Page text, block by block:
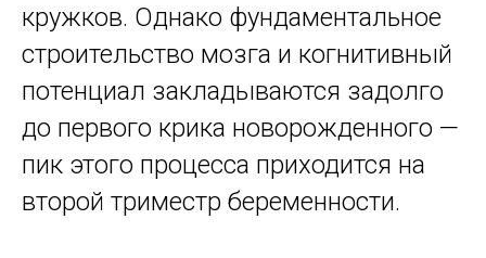
кружков. Однако фундаментальное
строительство мозга и когнитивный
потенциал закладываются задолго
до первого крика новорожденного —
пик этого процесса приходится на
второй триместр беременности.